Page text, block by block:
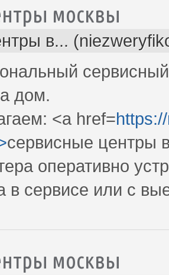
москвы
в...
дом.
<a href=
сервисные центры
оперативно
в сервисе или с
москвы